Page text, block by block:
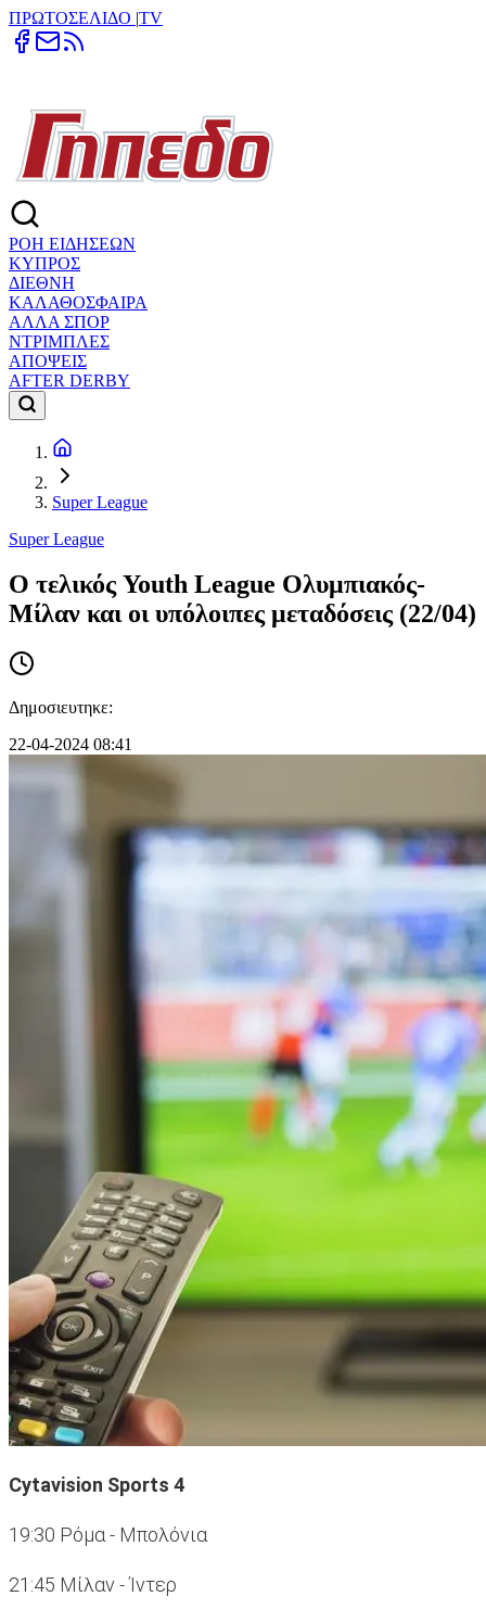
ΠΡΩΤΟΣΕΛΙΔΟ |TV
ΡΟΗ ΕΙΔΗΣΕΩΝ
ΚΥΠΡΟΣ
ΔΙΕΘΝΗ
ΚΑΛΑΘΟΣΦΑΙΡΑ
ΑΛΛΑ ΣΠΟΡ
ΝΤΡΙΜΠΛΕΣ
ΑΠΟΨΕΙΣ
AFTER DERBY
Super League
Super League
Ο τελικός Youth League Ολυμπιακός-
Μίλαν και οι υπόλοιπες μεταδόσεις (22/04)
Δημοσιευτηκε:
22-04-2024 08:41
Cytavision Sports 4
19:30 Ρόμα - Μπολόνια
21:45 Μίλαν - Ίντερ